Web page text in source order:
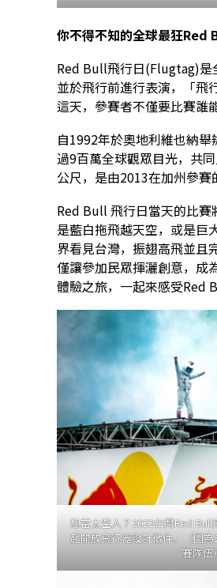
你不得不知的全球最狂Red
Red Bull飛行日(Flugtag)是
並於飛行前進行表演，「飛
這天，參賽者不僅要比賽誰
自1992年於奧地利維也納
過9百萬全球觀眾目光，共
公尺，是由2013在加州參賽
Red Bull 飛行日當天的比
是藍白拖飛越天空，或是巨
界看見台灣，振翅高飛並且
僅讓參加民眾揮灑創意，成
體驗之旅，一起來感受Red
想當太空人？2022台灣Red
起開放飛行器設計徵件。（圖
賽隊伍）